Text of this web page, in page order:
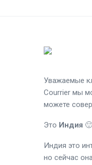
Уважаемые
Courrier мы
можете
Это Индия 🙂
Индия это
но сейчас